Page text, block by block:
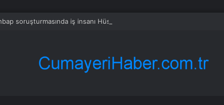
soruşturmasında iş insanı Hüseyin Başaran’a tutuklama talebi